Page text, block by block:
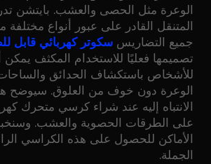
الوعرة مثل الحصى والعشب. بايتشن
المتنقل القادر على عبور أنواع
جميع التضاريس سكوتر كهربائي قابل
تصميمها فعليًا للاستخدام المكثف
للأشخاص باستكشاف الحدائق
الوعرة دون خوف من العلوق. سيوضح
الانتباه إليه عند شراء كرسي متحرك
على الطرقات الحصوية والعشب.
الأماكن للحصول على هذه الكراسي
الجملة.